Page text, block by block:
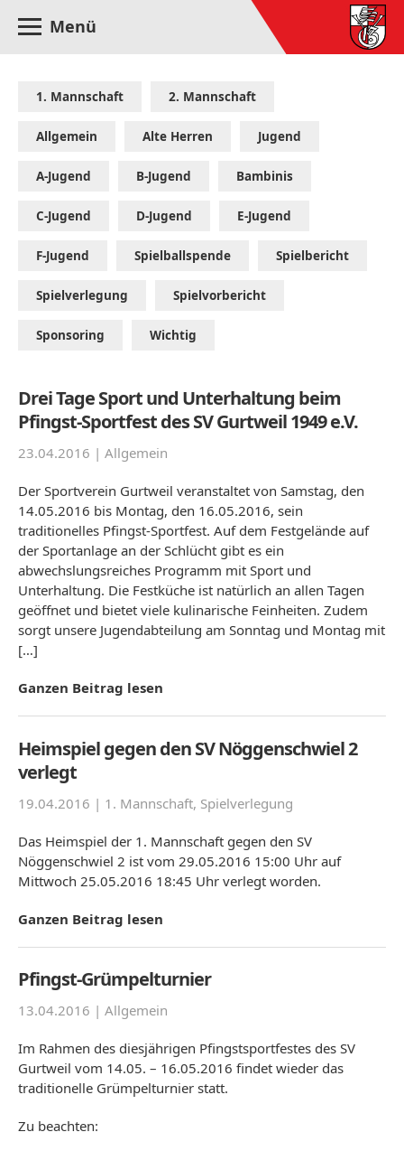
Menü
1. Mannschaft 2. Mannschaft
Allgemein Alte Herren Jugend
A-Jugend B-Jugend Bambinis
C-Jugend D-Jugend E-Jugend
F-Jugend Spielballspende Spielbericht
Spielverlegung Spielvorbericht
Sponsoring Wichtig
Drei Tage Sport und Unterhaltung beim
Pfingst-Sportfest des SV Gurtweil 1949 e.V.
23.04.2016 | Allgemein
Der Sportverein Gurtweil veranstaltet von Samstag, den
14.05.2016 bis Montag, den 16.05.2016, sein
traditionelles Pfingst-Sportfest. Auf dem Festgelände auf
der Sportanlage an der Schlücht gibt es ein
abwechslungsreiches Programm mit Sport und
Unterhaltung. Die Festküche ist natürlich an allen Tagen
geöffnet und bietet viele kulinarische Feinheiten. Zudem
sorgt unsere Jugendabteilung am Sonntag und Montag mit
[…]
Ganzen Beitrag lesen
Heimspiel gegen den SV Nöggenschwiel 2
verlegt
19.04.2016 | 1. Mannschaft, Spielverlegung
Das Heimspiel der 1. Mannschaft gegen den SV
Nöggenschwiel 2 ist vom 29.05.2016 15:00 Uhr auf
Mittwoch 25.05.2016 18:45 Uhr verlegt worden.
Ganzen Beitrag lesen
Pfingst-Grümpelturnier
13.04.2016 | Allgemein
Im Rahmen des diesjährigen Pfingstsportfestes des SV
Gurtweil vom 14.05. – 16.05.2016 findet wieder das
traditionelle Grümpelturnier statt.
Zu beachten: